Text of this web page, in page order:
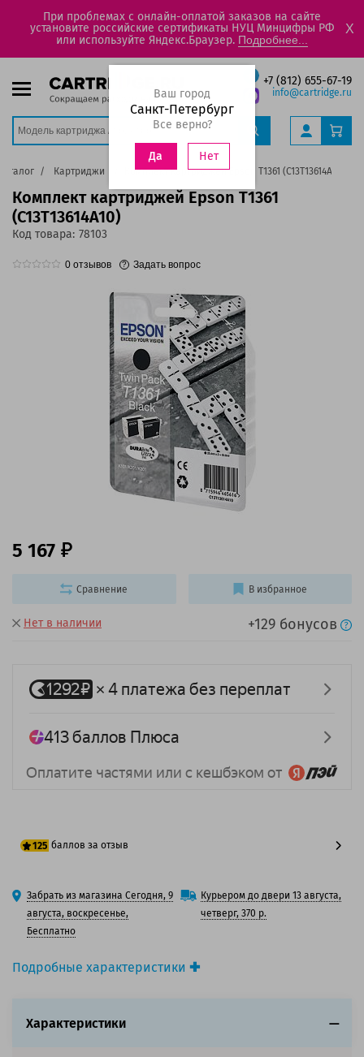
При проблемах с онлайн-оплатой заказов на сайте
установите российские сертификаты НУЦ Минцифры РФ
или используйте Яндекс.Браузер. Подробнее...
X
+7 (812) 655-67-19
info@cartridge.ru
Ваш город
Санкт-Петербург
Все верно?
Да Нет
Картриджи Комплект картриджей Epson T1361 (C13T13614A10)
Комплект картриджей Epson T1361
(C13T13614A10)
Код товара: 78103
0 отзывов Задать вопрос
Подробные характеристики
Вид товара:Картридж струйный
Нет в наличии +129 бонусов
5 167
125 баллов за отзыв
100 баллов
125 баллов
Забрать из магазина Сегодня, 9
августа, воскресенье,
Бесплатно
Курьером до двери 13 августа,
четверг, 370 р.
Сравнение В избранное
Характеристики